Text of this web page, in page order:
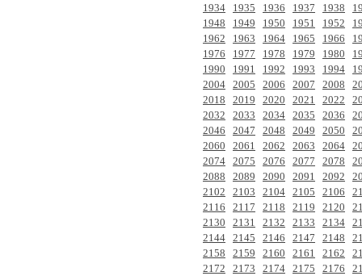
1934
1935 1936 1937 1938
1948
1949 1950 1951 1952
1962
1963 1964 1965 1966
1976
1977 1978 1979 1980
1990
1991 1992 1993 1994
2004 2005 2006 2007 2008
2018
2019 2020 2021 2022
2032
2033 2034 2035 2036
2046
2047 2048 2049 2050
2060
2061 2062 2063 2064
2074 2075 2076 2077 2078
2088
2089 2090 2091 2092
2102
2103 2104 2105 2106
2116
2117 2118 2119 2120
2130
2131 2132 2133 2134
2144 2145 2146 2147 2148
2158
2159 2160 2161 2162
2172
2173 2174 2175 2176